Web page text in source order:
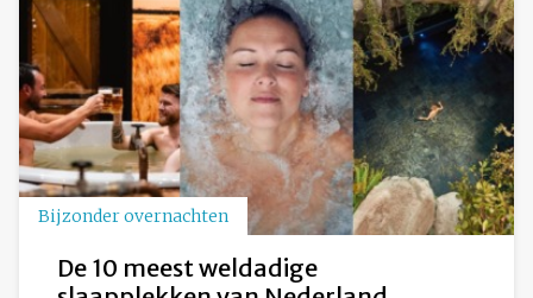
Bijzonder overnachten
De 10 meest weldadige